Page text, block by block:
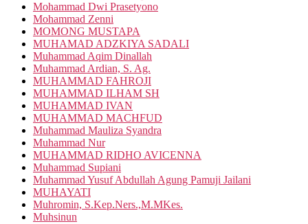
Mohammad Dwi Prasetyono
Mohammad Zenni
MOMONG MUSTAPA
MUHAMAD ADZKIYA SADALI
Muhammad Aqim Dinallah
Muhammad Ardian, S. Ag.
MUHAMMAD FAHROJI
MUHAMMAD ILHAM SH
MUHAMMAD IVAN
MUHAMMAD MACHFUD
Muhammad Mauliza Syandra
Muhammad Nur
MUHAMMAD RIDHO AVICENNA
Muhammad Supiani
Muhammad Yusuf Abdullah Agung Pamuji Jailani
MUHAYATI
Muhromin, S.Kep.Ners.,M.MKes.
Muhsinun